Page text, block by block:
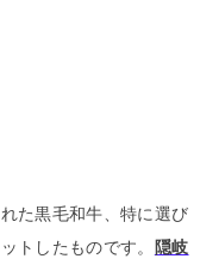
た黒毛和牛、特に選び
トしたものです。 隠岐